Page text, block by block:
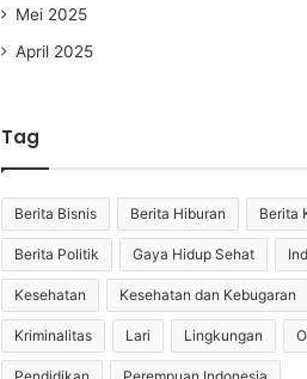
Mei 2025
April 2025
Tag
Berita Bisnis Berita Hiburan Berita
Berita Politik Gaya Hidup Sehat
Kesehatan Kesehatan dan Kebugaran
Kriminalitas Lari Lingkungan